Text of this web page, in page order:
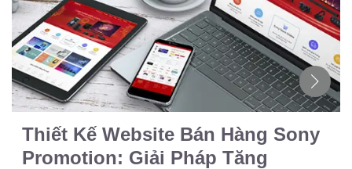
Thiết Kế Website Bán Hàng Sony
Promotion: Giải Pháp Tăng